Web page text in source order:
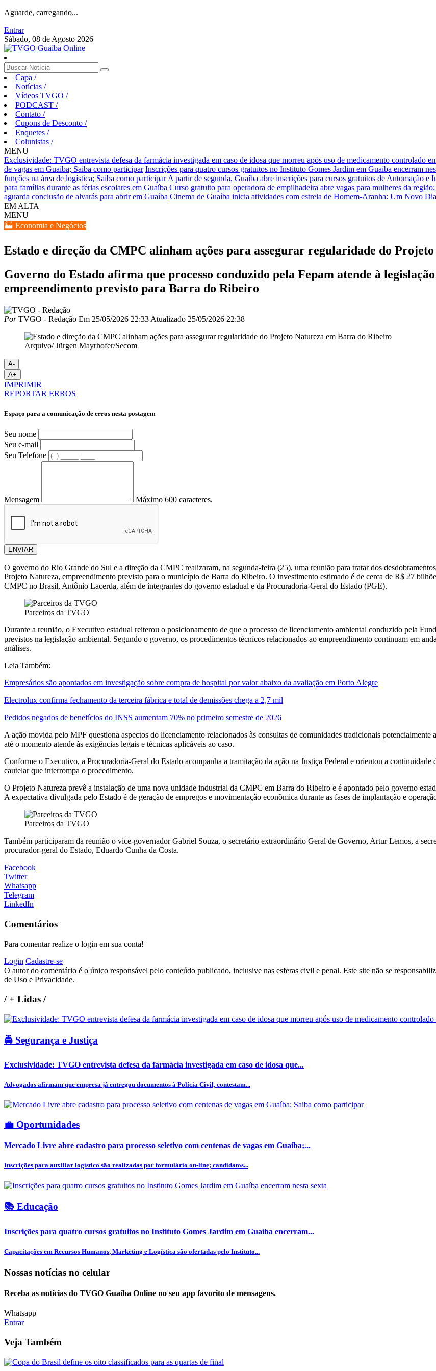
Aguarde, carregando...
Entrar
Sábado, 08 de Agosto 2026
Capa /
Notícias /
Vídeos TVGO /
PODCAST /
Contato /
Cupons de Desconto /
Enquetes /
Colunistas /
MENU
Exclusividade: TVGO entrevista defesa da farmácia investigada em caso de idosa que morreu após uso de medicamento controlado
de vagas em Guaíba; Saiba como participar Inscrições para quatro cursos gratuitos no Instituto Gomes Jardim em Guaíba encerram
funções na área de logística; Saiba como participarA partir de segunda, Guaíba abre inscrições para cursos gratuitos de Automação e
para famílias durante as férias escolares em Guaíba Curso gratuito para operadora de empilhadeira abre vagas para mulheres da
aguarda conclusão de alvarás para abrir em Guaíba Cinema de Guaíba inicia atividades com estreia de Homem-Aranha: Um Novo Dia
EM ALTA
MENU
🏭 Economia e Negócios
Estado e direção da CMPC alinham ações para assegurar regularidade do
Governo do Estado afirma que processo conduzido pela Fepam atende à
empreendimento previsto para Barra do Ribeiro
PorTVGO - Redação Em 25/05/2026 22:33 Atualizado 25/05/2026 22:38
Arquivo/ Jürgen Mayrhofer/Secom
A-
A+
IMPRIMIR
REPORTAR ERROS
Espaço para a comunicação de erros nesta postagem
Seu nome
Seu e-mail
Seu Telefone
Mensagem Máximo 600 caracteres.
ENVIAR
O governo do Rio Grande do Sul e a direção da CMPC realizaram, na segunda-feira (25), uma reunião para tratar dos
Projeto Natureza, empreendimento previsto para o município de Barra do Ribeiro. O investimento estimado é de cerca de R$ 27
CMPC no Brasil, Antônio Lacerda, além de integrantes do governo estadual e da Procuradoria-Geral do Estado (PGE).
Parceiros da TVGO
Durante a reunião, o Executivo estadual reiterou o posicionamento de que o processo de licenciamento ambiental conduzido pela
previstos na legislação ambiental. Segundo o governo, os procedimentos técnicos relacionados ao empreendimento continuam em
análises.
Leia Também:
Empresários são apontados em investigação sobre compra de hospital por valor abaixo da avaliação em Porto Alegre
Electrolux confirma fechamento da terceira fábrica e total de demissões chega a 2,7 mil
Pedidos negados de benefícios do INSS aumentam 70% no primeiro semestre de 2026
A ação movida pelo MPF questiona aspectos do licenciamento relacionados às consultas de comunidades tradicionais
até o momento atende às exigências legais e técnicas aplicáveis ao caso.
Conforme o Executivo, a Procuradoria-Geral do Estado acompanha a tramitação da ação na Justiça Federal e orientou a continuidade
cautelar que interrompa o procedimento.
O Projeto Natureza prevê a instalação de uma nova unidade industrial da CMPC em Barra do Ribeiro e é apontado pelo governo
A expectativa divulgada pelo Estado é de geração de empregos e movimentação econômica durante as fases de implantação e
Parceiros da TVGO
Também participaram da reunião o vice-governador Gabriel Souza, o secretário extraordinário Geral de Governo, Artur Lemos, a
procurador-geral do Estado, Eduardo Cunha da Costa.
Facebook
Twitter
Whatsapp
Telegram
LinkedIn
Comentários
Para comentar realize o login em sua conta!
Login Cadastre-se
O autor do comentário é o único responsável pelo conteúdo publicado, inclusive nas esferas civil e penal. Este site não se
de Uso e Privacidade.
/+ Lidas /
🚔 Segurança e Justiça
Exclusividade: TVGO entrevista defesa da farmácia investigada em caso de idosa que...
Advogados afirmam que empresa já entregou documentos à Polícia Civil, contestam...
💼 Oportunidades
Mercado Livre abre cadastro para processo seletivo com centenas de vagas em Guaíba;...
Inscrições para auxiliar logístico são realizadas por formulário on-line; candidatos...
📚 Educação
Inscrições para quatro cursos gratuitos no Instituto Gomes Jardim em Guaíba encerram...
Capacitações em Recursos Humanos, Marketing e Logística são ofertadas pelo Instituto...
Nossas notícias no celular
Receba as notícias do TVGO Guaíba Online no seu app favorito de mensagens.
Whatsapp
Entrar
Veja Também